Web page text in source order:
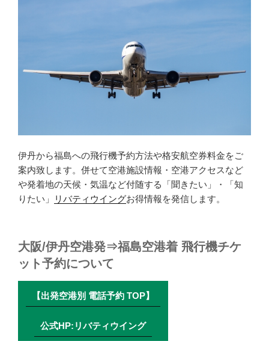
伊丹から福島への飛行機予約方法や格安航空券料金をご
案内致します。併せて空港施設情報・空港アクセスなど
や発着地の天候・気温など付随する「聞きたい」・「知
りたい」
リバティウイングお得情報を発信します。
大阪/伊丹空港発⇒福島空港着 飛行機チケ
ット予約について
【出発空港別 電話予約 TOP】
公式HP:リバティウイング